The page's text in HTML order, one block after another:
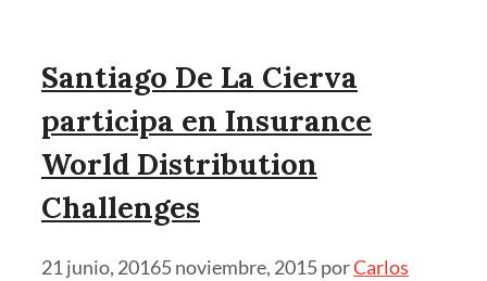
Santiago De La Cierva
participa en Insurance
World Distribution
Challenges
21 junio, 20165 noviembre, 2015porCarlos